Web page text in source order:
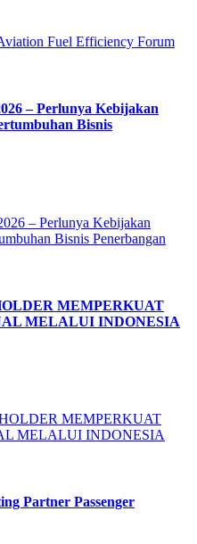
– Perlunya Kebijakan
Bisnis
MEMPERKUAT
MELALUI INDONESIA
Partner Passenger